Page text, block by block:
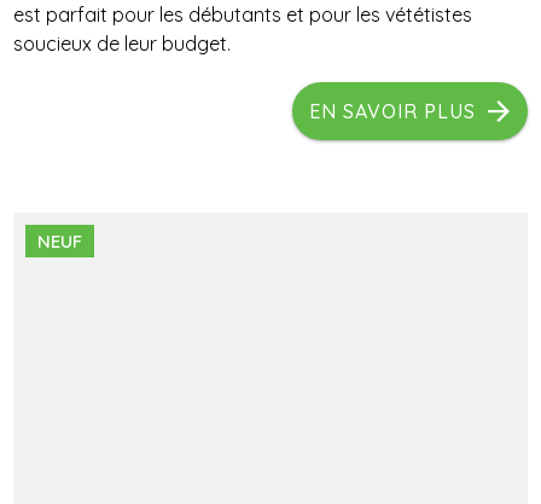
est parfait pour les débutants et pour les vététistes
soucieux de leur budget.
EN SAVOIR PLUS
NEUF